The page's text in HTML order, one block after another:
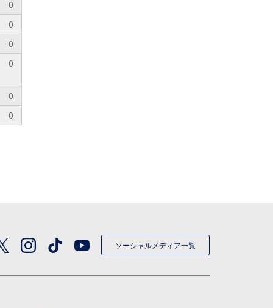
0
0
0
0
0
0
ソーシャルメディア一覧